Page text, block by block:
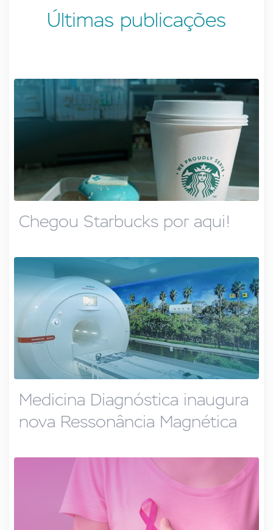
Últimas publicações
Chegou Starbucks por aqui!
Medicina Diagnóstica inaugura
nova Ressonância Magnética